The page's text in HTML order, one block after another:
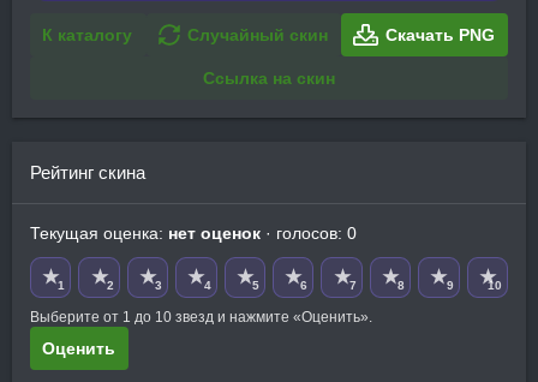
К каталогу Случайный скин Скачать PNG
Ссылка на скин
Рейтинг скина
Текущая оценка: нет оценок · голосов: 0
★1 ★2 ★3 ★4 ★5 ★6 ★7 ★8 ★9 ★10
Выберите от 1 до 10 звезд и нажмите «Оценить».
Оценить